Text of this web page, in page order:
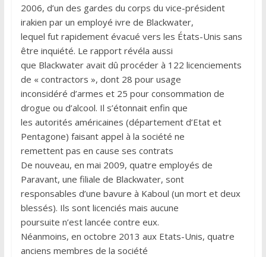
2006, d’un des gardes du corps du vice-président
irakien par un employé ivre de Blackwater,
lequel fut rapidement évacué vers les États-Unis sans
être inquiété. Le rapport révéla aussi
que Blackwater avait dû procéder à 122 licenciements
de « contractors », dont 28 pour usage
inconsidéré d’armes et 25 pour consommation de
drogue ou d’alcool. Il s’étonnait enfin que
les autorités américaines (département d’Etat et
Pentagone) faisant appel à la société ne
remettent pas en cause ses contrats
De nouveau, en mai 2009, quatre employés de
Paravant, une filiale de Blackwater, sont
responsables d’une bavure à Kaboul (un mort et deux
blessés). Ils sont licenciés mais aucune
poursuite n’est lancée contre eux.
Néanmoins, en octobre 2013 aux Etats-Unis, quatre
anciens membres de la société